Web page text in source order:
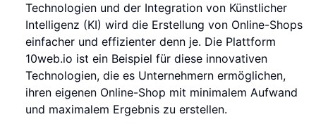
Technologien und der Integration von Künstlicher
Intelligenz (KI) wird die Erstellung von Online-Shops
einfacher und effizienter denn je. Die Plattform
10web.io ist ein Beispiel für diese innovativen
Technologien, die es Unternehmern ermöglichen,
ihren eigenen Online-Shop mit minimalem Aufwand
und maximalem Ergebnis zu erstellen.